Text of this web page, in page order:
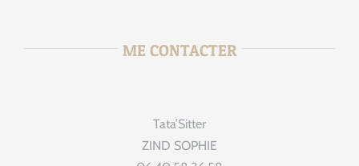
ME CONTACTER
Tata’Sitter
ZIND SOPHIE